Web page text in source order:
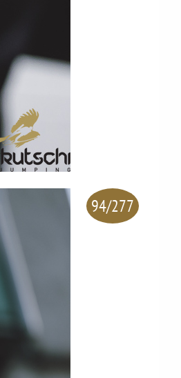
94/277